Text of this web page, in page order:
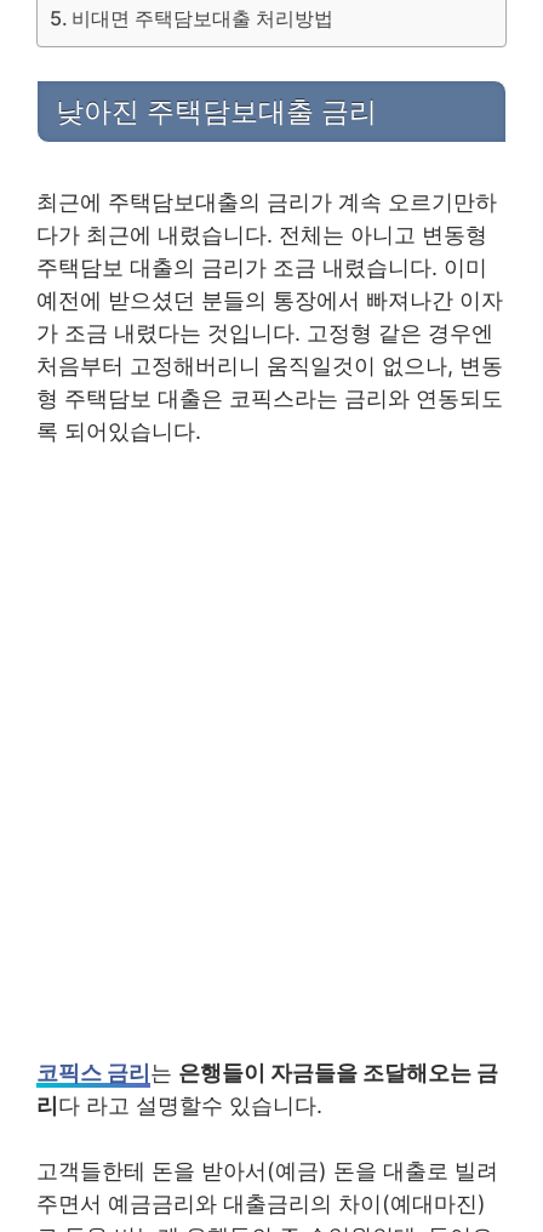
비대면 주택담보대출 처리방법
낮아진 주택담보대출 금리
최근에 주택담보대출의 금리가 계속 오르기만하
다가 최근에 내렸습니다. 전체는 아니고 변동형
주택담보 대출의 금리가 조금 내렸습니다. 이미
예전에 받으셨던 분들의 통장에서 빠져나간 이자
가 조금 내렸다는 것입니다. 고정형 같은 경우엔
처음부터 고정해버리니 움직일것이 없으나, 변동
형 주택담보 대출은 코픽스라는 금리와 연동되도
록 되어있습니다.
코픽스 금리는 은행들이 자금들을 조달해오는 금
리다 라고 설명할수 있습니다.
고객들한테 돈을 받아서(예금) 돈을 대출로 빌려
주면서 예금금리와 대출금리의 차이(예대마진)